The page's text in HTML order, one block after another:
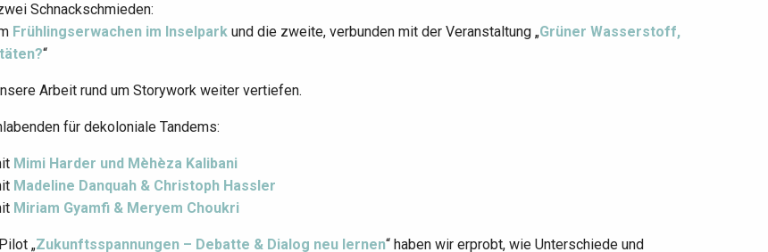
Schnackschmieden:
Frühlingserwachen im Inselpark und die zweite, verbunden mit der Veranstaltung „Grüner Wasserstoff,
“
Arbeit rund um Storywork weiter vertiefen.
für dekoloniale Tandems:
Mimi Harder und Mèhèza Kalibani
Madeline Danquah & Christoph Hassler
Miriam Gyamfi & Meryem Choukri
„Zukunftsspannungen – Debatte & Dialog neu lernen“ haben wir erprobt, wie Unterschiede und